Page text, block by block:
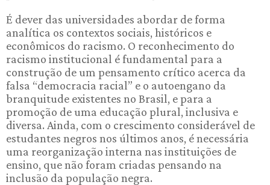
É dever das universidades abordar de forma
analítica os contextos sociais, históricos e
econômicos do racismo. O reconhecimento do
racismo institucional é fundamental para a
construção de um pensamento crítico acerca da
falsa “democracia racial” e o autoengano da
branquitude existentes no Brasil, e para a
promoção de uma educação plural, inclusiva e
diversa. Ainda, com o crescimento considerável de
estudantes negros nos últimos anos, é necessária
uma reorganização interna nas instituições de
ensino, que não foram criadas pensando na
inclusão da população negra.